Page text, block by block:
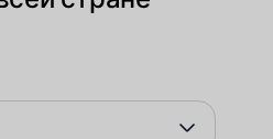
и некоторые другие.